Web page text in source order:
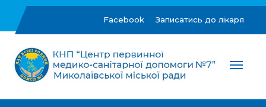
content
Facebook Записатись до лікаря
ЦПМСД №7 м.Миколаїв
первинної медико-санітарної допомоги №7"